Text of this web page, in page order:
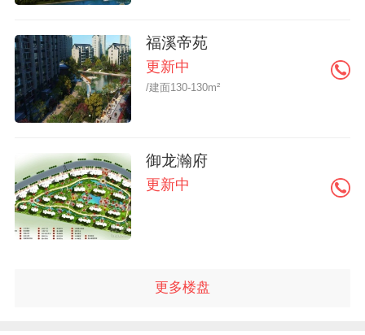
福溪帝苑
更新中
/建面130-130m²
御龙瀚府
更新中
更多楼盘